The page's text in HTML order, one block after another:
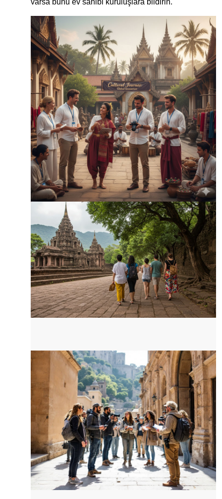
varsa bunu ev sahibi kuruluşlara bildirin.